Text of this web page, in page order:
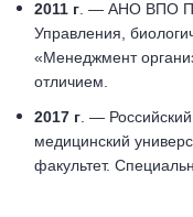
2011 г . — АНО ВПО
Управления,
«Менеджмент
отличием.
2017 г . —
медицинский
факультет.